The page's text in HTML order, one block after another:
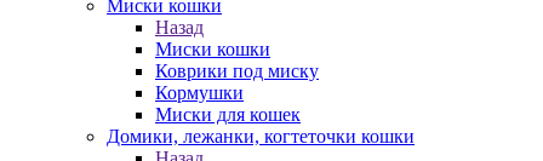
Миски кошки
Назад
Миски кошки
Коврики под миску
Кормушки
Миски для кошек
Домики, лежанки, когтеточки кошки